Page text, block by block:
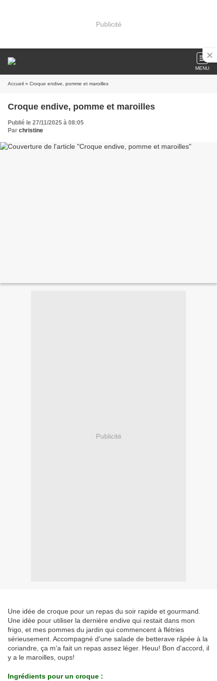
Publicité
MENU
Accueil » Croque endive, pomme et maroilles
Croque endive, pomme et maroilles
Publié le 27/11/2025 à 08:05
Par christine
Publicité
Une idée de croque pour un repas du soir rapide et gourmand.
Une idée pour utiliser la dernière endive qui restait dans mon
frigo, et mes pommes du jardin qui commencent à flétries
sérieusement. Accompagné d'une salade de betterave râpée à la
coriandre, ça m'a fait un repas assez léger. Heuu! Bon d'accord, il
y a le maroilles, oups!
Ingrédients pour un croque :